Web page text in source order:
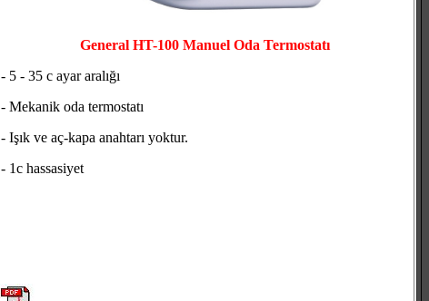
General HT-100 Manuel Oda Termostatı
- 5 - 35 c ayar aralığı
- Mekanik oda termostatı
- Işık ve aç-kapa anahtarı yoktur.
- 1c hassasiyet